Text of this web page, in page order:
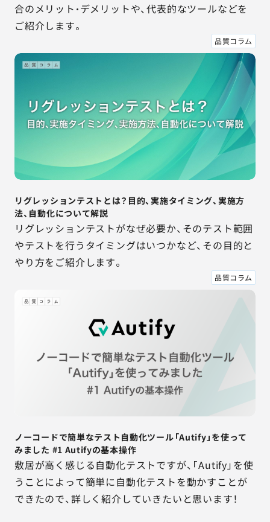
合のメリット・デメリットや、代表的なツールなどを
ご紹介します。
品質コラム
リグレッションテストとは？目的、実施タイミング、実施方
法、自動化について解説
リグレッションテストがなぜ必要か、そのテスト範囲
やテストを行うタイミングはいつかなど、その目的と
やり方をご紹介します。
品質コラム
ノーコードで簡単なテスト自動化ツール「Autify」を使って
みました #1 Autifyの基本操作
敷居が高く感じる自動化テストですが、「Autify」を使
うことによって簡単に自動化テストを動かすことが
できたので、詳しく紹介していきたいと思います！